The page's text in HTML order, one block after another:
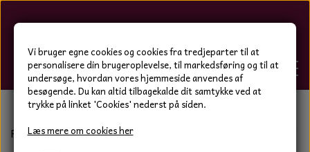
Hygge-Liv
FORSIDE
Forside Bolig og have
Vi bruger egne cookies og cookies fra tredjeparter til at
personalisere din brugeroplevelse, til markedsføring og til at
undersøge, hvordan vores hjemmeside anvendes af
besøgende. Du kan altid tilbagekalde dit samtykke ved at
trykke på linket 'Cookies' nederst på siden.
Læs mere om cookies her